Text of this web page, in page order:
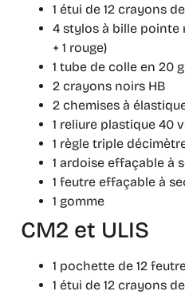
1 étui de 12 crayons
4 stylos à bille pointe
+ 1 rouge)
1 tube de colle en 20 g
2 crayons noirs HB
2 chemises à
1 reliure plastique 40
1 règle triple
1 ardoise effaçable à
1 feutre effaçable à
1 gomme
CM2 et ULIS
1 pochette de 12
1 étui de 12 crayons